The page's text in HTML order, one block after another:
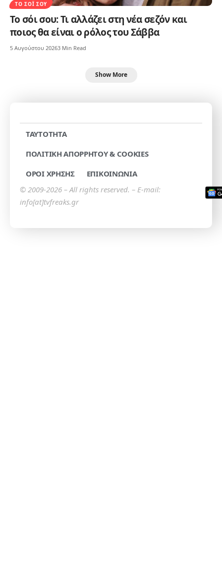
ΤΟ ΣΌΙ ΣΟΥ
Το σόι σου: Τι αλλάζει στη νέα σεζόν και
ποιος θα είναι ο ρόλος του Σάββα
5 Αυγούστου 20263 Min Read
Show More
TAYTOTHTA
ΠΟΛΙΤΙΚΗ ΑΠΟΡΡΗΤΟΥ & COOKIES
ΟΡΟΙ ΧΡΗΣΗΣ
ΕΠΙΚΟΙΝΩΝΙΑ
© 2009-2026 – All rights reserved. – E-mail:
info[at]tvfreaks.gr